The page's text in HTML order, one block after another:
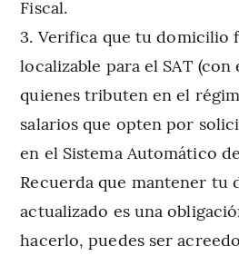
Fiscal.
Verifica que tu domicilio
localizable para el SAT
quienes tributen en el
salarios que opten por
en el Sistema Automático
Recuerda que mantener tu
actualizado es una
hacerlo, puedes ser